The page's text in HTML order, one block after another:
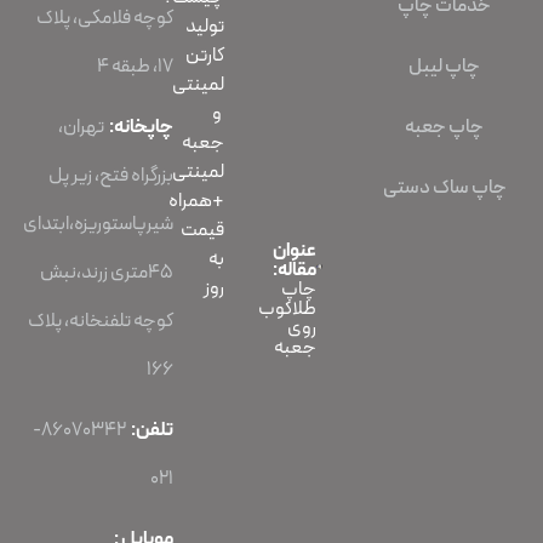
چاپ لیبل
چاپ جعبه
چاپ ساک دستی
عنوان
مقاله:
چاپ
طلاکوب
روی
جعبه
تولید
کارتن
لمینتی
و
جعبه
لمینتی
+همراه
قیمت
به
روز
کوچه فلامکی، پلاک
۱۷، طبقه ۴
چاپخانه: تهران،
بزرگراه فتح، زیر پل
شیرپاستوریزه،ابتدای
45متری زرند،نبش
کوچه تلفنخانه، پلاک
166
تلفن:
86070342-
021